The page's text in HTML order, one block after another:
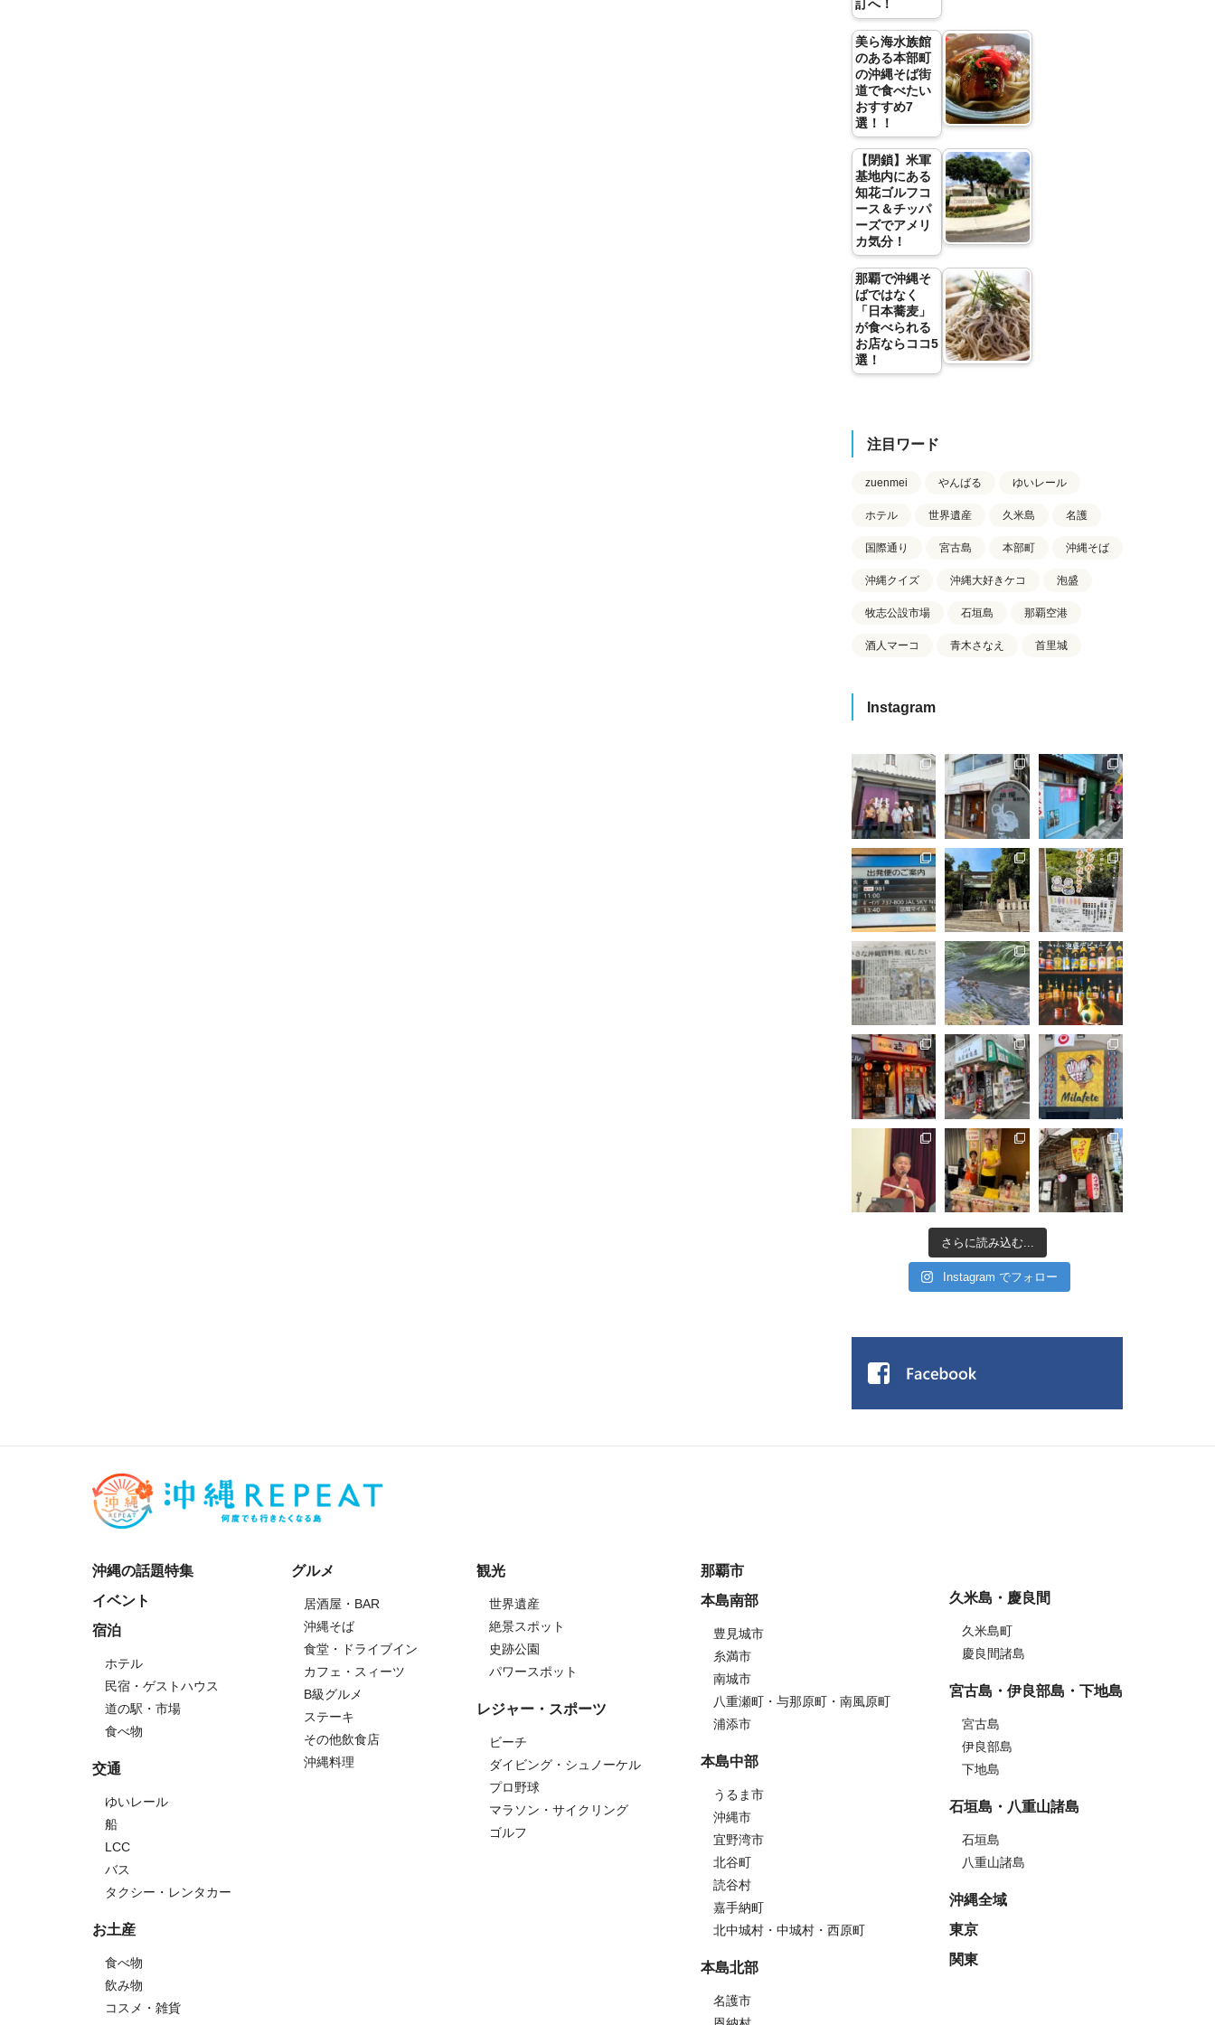
訂へ！
美ら海水族館
のある本部町
の沖縄そば街
道で食べたい
おすすめ7
選！！
【閉鎖】米軍
基地内にある
知花ゴルフコ
ース＆チッパ
ーズでアメリ
カ気分！
那覇で沖縄そ
ばではなく
「日本蕎麦」
が食べられる
お店ならココ5
選！
注目ワード
zuenmei やんばる ゆいレール
ホテル 世界遺産 久米島 名護
国際通り 宮古島 本部町 沖縄そば
沖縄クイズ 沖縄大好きケコ 泡盛
牧志公設市場 石垣島 那覇空港
酒人マーコ 青木さなえ 首里城
Instagram
さらに読み込む...
Instagram でフォロー
沖縄の話題特集
イベント
宿泊
ホテル
民宿・ゲストハウス
道の駅・市場
食べ物
交通
ゆいレール
船
LCC
バス
タクシー・レンタカー
お土産
食べ物
飲み物
コスメ・雑貨
グルメ
居酒屋・BAR
沖縄そば
食堂・ドライブイン
カフェ・スィーツ
B級グルメ
ステーキ
その他飲食店
沖縄料理
観光
世界遺産
絶景スポット
史跡公園
パワースポット
レジャー・スポーツ
ビーチ
ダイビング・シュノーケル
プロ野球
マラソン・サイクリング
ゴルフ
那覇市
本島南部
豊見城市
糸満市
南城市
八重瀬町・与那原町・南風原町
浦添市
本島中部
うるま市
沖縄市
宜野湾市
北谷町
読谷村
嘉手納町
北中城村・中城村・西原町
本島北部
名護市
久米島・慶良間
久米島町
慶良間諸島
宮古島・伊良部島・下地島
宮古島
伊良部島
下地島
石垣島・八重山諸島
石垣島
八重山諸島
沖縄全域
東京
関東